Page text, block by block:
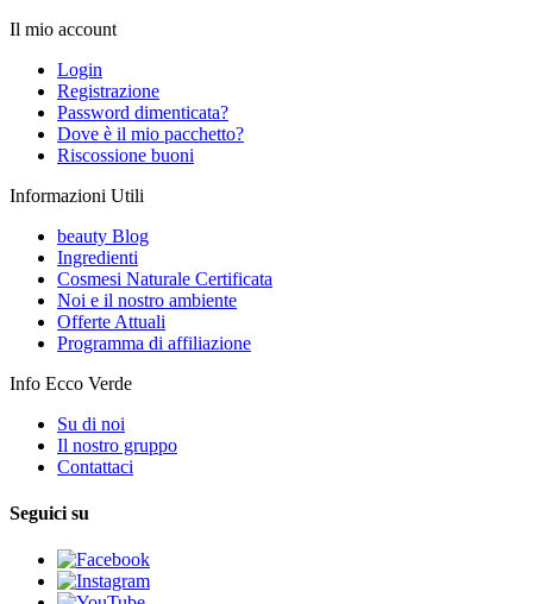
Il mio account
Login
Registrazione
Password dimenticata?
Dove è il mio pacchetto?
Riscossione buoni
Informazioni Utili
beauty Blog
Ingredienti
Cosmesi Naturale Certificata
Noi e il nostro ambiente
Offerte Attuali
Programma di affiliazione
Info Ecco Verde
Su di noi
Il nostro gruppo
Contattaci
Seguici su